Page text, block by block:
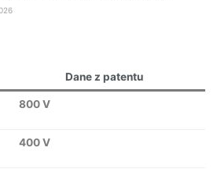
Dane z patentu
800 V
400 V